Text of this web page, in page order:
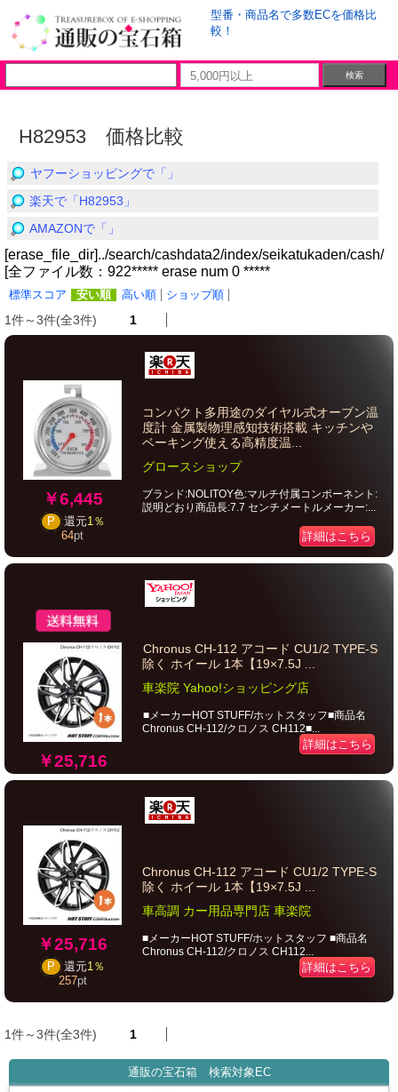
型番・商品名で多数ECを価格比
較！
H82953 価格比較
ヤフーショッピングで「」
楽天で「H82953」
AMAZONで「」
[erase_file_dir]../search/cashdata2/index/seikatukaden/cash/
[全ファイル数：922***** erase num 0 *****
標準スコア 安い順 高い順 ショップ順
1件～3件(全3件) 1
￥6,445
P 還元1％
64pt
コンパクト多用途のダイヤル式オーブン温
度計 金属製物理感知技術搭載 キッチンや
ベーキング使える高精度温...
グロースショップ
ブランド:NOLITOY色:マルチ付属コンポーネント:
説明どおり商品長:7.7 センチメートルメーカー:...
詳細はこちら
￥25,716
Chronus CH-112 アコード CU1/2 TYPE-S
除く ホイール 1本【19×7.5J ...
車楽院 Yahoo!ショッピング店
■メーカーHOT STUFF/ホットスタッフ■商品名
Chronus CH-112/クロノス CH112■...
詳細はこちら
￥25,716
P 還元1％
257pt
Chronus CH-112 アコード CU1/2 TYPE-S
除く ホイール 1本【19×7.5J ...
車高調 カー用品専門店 車楽院
■メーカーHOT STUFF/ホットスタッフ ■商品名
Chronus CH-112/クロノス CH112...
詳細はこちら
1件～3件(全3件) 1
通販の宝石箱 検索対象EC